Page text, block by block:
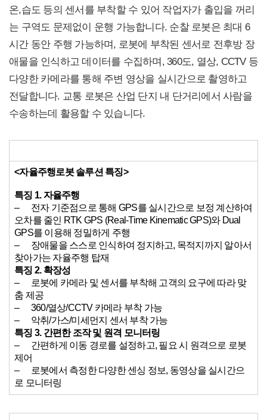
온,습도 등의 센서를 부착할 수 있어 작업자가 출입을 꺼리
는 구역도 문제없이 운행 가능합니다. 순찰 로봇은 최대 6
시간 동안 주행 가능하며, 로봇에 부착된 센서로 전후방 장
애물을 인식하고 데이터를 수집하며, 360도, 열상, CCTV 등
다양한 카메라를 통해 주변 영상을 실시간으로 촬영하고
전달합니다. 교통 로봇은 산업 단지 내 단거리에서 사람을
수송하는데 활용할 수 있습니다.
<자율주행로봇 솔루션 특징>
특징 1. 자율주행
– 전자 기준점으로 통해 GPS를 실시간으로 보정 계산하여
오차를 줄인 RTK GPS (Real-Time Kinematic GPS)와 Dual
GPS를 이용해 정밀하게 주행
– 장애물을 스스로 인식하여 정지하고, 목적지까지 알아서
찾아가는 자율주행 탑재
특징 2. 확장성
– 로봇에 카메라 및 센서를 부착해 고객의 요구에 따라 맞
춤 제공
– 360/열상/CCTV 카메라 부착 가능
– 악취/가스/미세먼지 센서 부착 가능
특징 3. 간편한 조작 및 원격 모니터링
– 간편하게 이동 경로를 설정하고, 필요 시 원격으로 로봇
제어
– 로봇에서 측정한 다양한 센싱 정보, 동영상을 실시간으
로 모니터링